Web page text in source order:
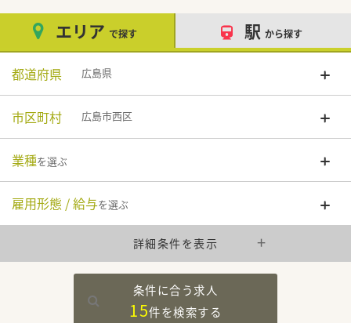
エリア で探す 駅 から探す
都道府県 広島県
市区町村 広島市西区
業種を選ぶ
雇用形態 / 給与を選ぶ
詳細条件を表示
条件に合う求人
15件を検索する